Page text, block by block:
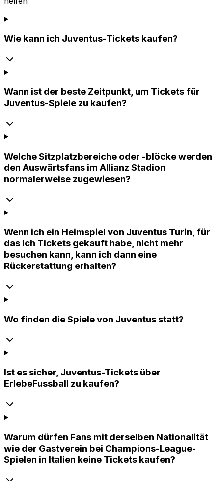
Wie kann ich Juventus-Tickets kaufen?
Wann ist der beste Zeitpunkt, um Tickets für
Juventus-Spiele zu kaufen?
Welche Sitzplatzbereiche oder -blöcke werden
den Auswärtsfans im Allianz Stadion
normalerweise zugewiesen?
Wenn ich ein Heimspiel von Juventus Turin, für
das ich Tickets gekauft habe, nicht mehr
besuchen kann, kann ich dann eine
Rückerstattung erhalten?
Wo finden die Spiele von Juventus statt?
Ist es sicher, Juventus-Tickets über
ErlebeFussball zu kaufen?
Warum dürfen Fans mit derselben Nationalität
wie der Gastverein bei Champions-League-
Spielen in Italien keine Tickets kaufen?